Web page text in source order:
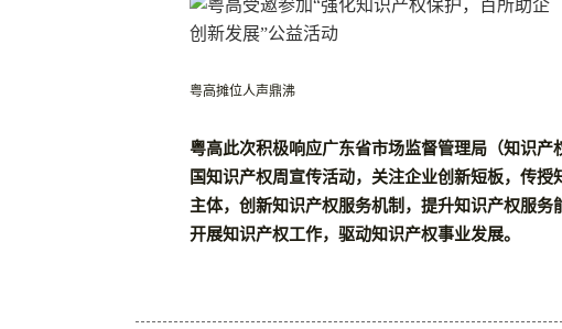
粤高摊位人声鼎沸
粤高此次积极响应广东省市场监督管理局（知识
国知识产权周宣传活动，关注企业创新短板，传
主体，创新知识产权服务机制，提升知识产权服
开展知识产权工作，驱动知识产权事业发展。